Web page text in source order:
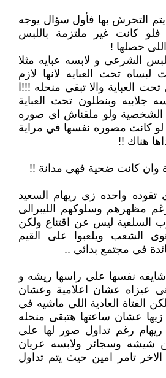
التحرش بها فأول سؤال يوجه
فلو كانت غير ملتزمة باللبس
حصلها !
الشرعى و لابسه عبايه مثلا
تحت العبايه لانها لازم
العباية والا تبقى منحله !!!ا
جلابيه وبنطلون تحت العباية
الشخصية ولو ملقناش اى صوره
كانت مصوره نفسها في مراية
هناك !!
وان كانت ضحية فهى مدانة !!
تقوده واحده زى ريهام السعيد
مظهرهم وسلوكهم الليبرالى
ثوب السلفية ليس عن اقتناع ولكن
الشعب ويلعبوا على القيم
فى مجتمع بدائى ..
نفسها على راسها ريشه و
عيزاه عشان اعلامية وعشان
الفتاة العادية اللى ماشيه فى
عشان ساعتها هتبقى منحله
رغم تداول صور لها على
شيشه وسجائر ولابسه عريان
تامر امين حيث يتم تداول